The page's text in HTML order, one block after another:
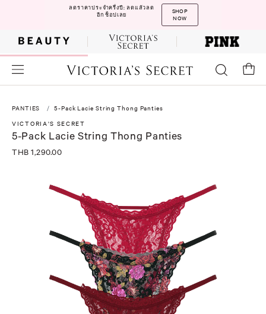
ลดราคาประจำครึ่งปี: ลดแล้วลด
อีก ช็อปเลย
SHOP
NOW
PANTIES
5-Pack Lacie String Thong Panties
VICTORIA'S SECRET
5-Pack Lacie String Thong Panties
THB 1,290.00